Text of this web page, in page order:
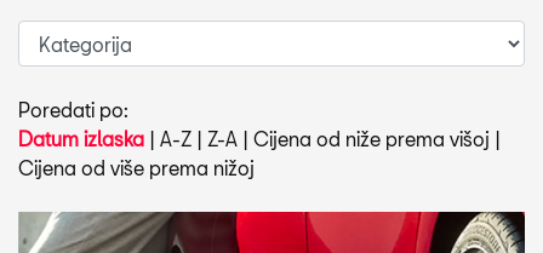
Poredati po:
Datum izlaska | A-Z | Z-A | Cijena od niže prema višoj |
Cijena od više prema nižoj